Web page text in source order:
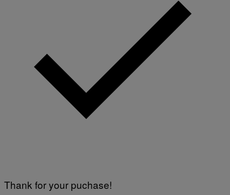
Thank for your puchase!